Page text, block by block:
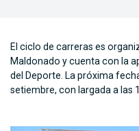
El ciclo de carreras es
Maldonado y cuenta con la
del Deporte. La próxima
setiembre, con largada a las